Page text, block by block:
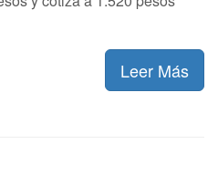
Leer Más